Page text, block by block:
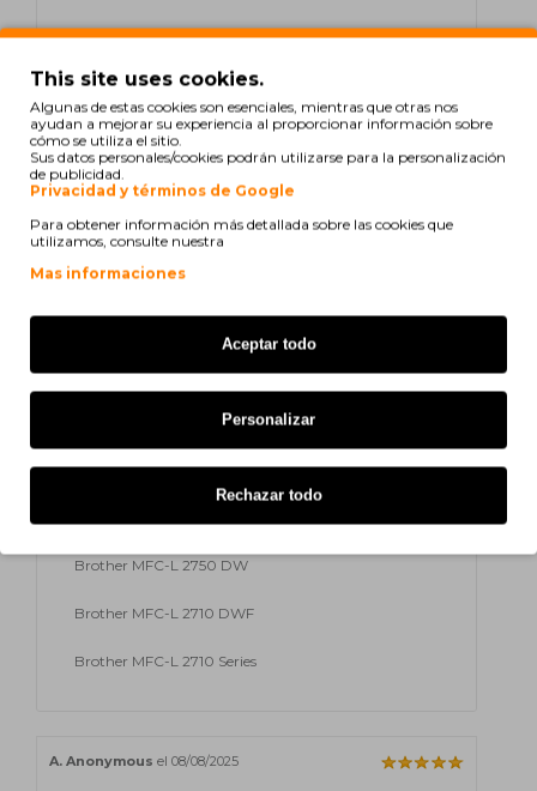
Brother DCP-L 2537 DW
Brother DCP-L 2550 DN
Brother HL-L 2310 D
Brother HL-L 2350 DW
Brother HL-L 2357 DW
Brother HL-L 2370 DN
Brother MFC-L 2710 DN
Brother MFC-L 2710 DW
Brother MFC-L 2730 DW
Brother MFC-L 2750 DW
Brother MFC-L 2710 DWF
Brother MFC-L 2710 Series
A. Anonymous el 08/08/2025
This site uses cookies.
Algunas de estas cookies son esenciales, mientras que otras nos
ayudan a mejorar su experiencia al proporcionar información sobre
cómo se utiliza el sitio.
Sus datos personales/cookies podrán utilizarse para la personalización
de publicidad.
Privacidad y términos de Google
Para obtener información más detallada sobre las cookies que
utilizamos, consulte nuestra
Mas informaciones
Aceptar todo
Personalizar
Rechazar todo